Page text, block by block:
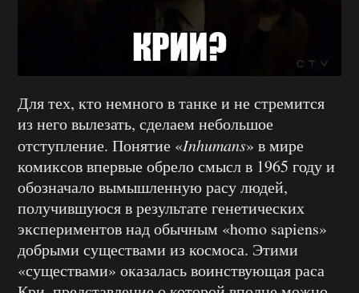
Для тех, кто немного в танке и не стремится
из него вылезать, сделаем небольшое
отступление. Понятие «Inhumans» в мире
комиксов впервые обрело смысл в 1965 году и
обозначало вымышленную расу людей,
получившуюся в результате генетических
экспериментов над обычным «homo sapiens»
добрыми существами из космоса. Этими
«существами» оказалась воинствующая раса